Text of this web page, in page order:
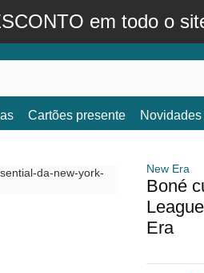
em todo o
Cartões presente Novidades
New Era
Boné
Era